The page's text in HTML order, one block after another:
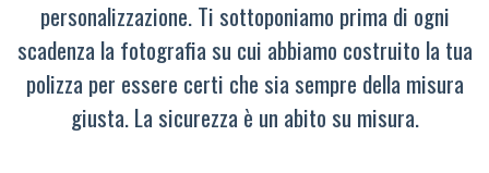
personalizzazione. Ti sottoponiamo prima di ogni
scadenza la fotografia su cui abbiamo costruito la tua
polizza per essere certi che sia sempre della misura
giusta. La sicurezza è un abito su misura.